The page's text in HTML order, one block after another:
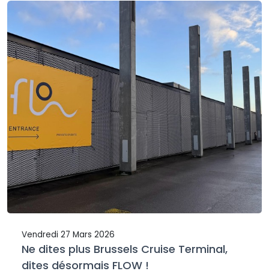
Vendredi 27 Mars 2026
Ne dites plus Brussels Cruise Terminal,
dites désormais FLOW !